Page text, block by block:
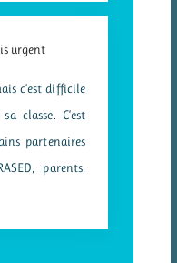
urgent
c’est difficile
classe. C’est
partenaires
parents,